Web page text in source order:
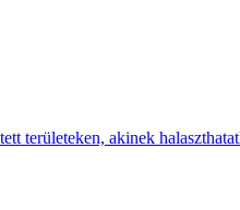
akinek